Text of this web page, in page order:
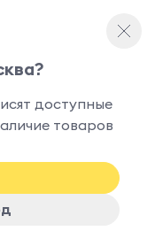
доступные
товаров